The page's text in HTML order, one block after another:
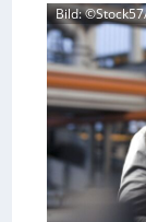
Bild: